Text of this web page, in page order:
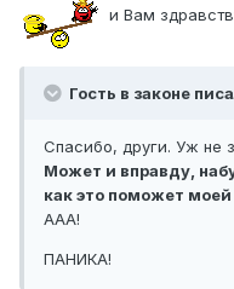
и Вам
Гость в законе
Спасибо, други. Уж не
Может и вправду,
как это поможет моей
ААА!
ПАНИКА!